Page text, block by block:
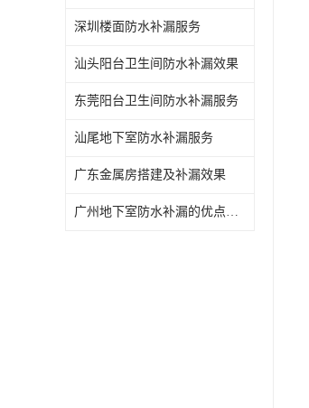
深圳楼面防水补漏服务
汕头阳台卫生间防水补漏效果
东莞阳台卫生间防水补漏服务
汕尾地下室防水补漏服务
广东金属房搭建及补漏效果
广州地下室防水补漏的优点和缺点